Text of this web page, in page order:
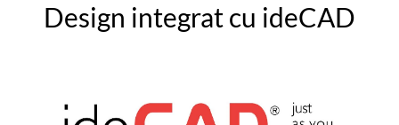
Design integrat cu ideCAD